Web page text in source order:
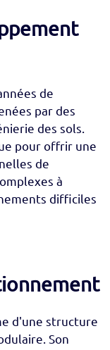
de
par des
des sols.
pour offrir une
de
à
difficiles
d'une structure
Son